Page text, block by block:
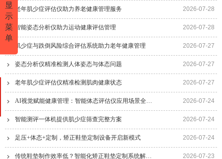
2026-07-28
老年肌少症评估仪助力养老健康管理服务
2026-07-28
智能姿态分析仪助力运动健康评估管理
2026-07-27
肌少症与跌倒风险综合评估系统助力老年健康管理
2026-07-27
姿态分析仪精准检测人体姿态与体态问题
2026-07-27
老年肌少症评估仪精准检测肌肉健康状态
2026-07-24
AI视觉赋能健康管理：智能体态评估仪应用场景全面解析
2026-07-24
智能测评一体机提供肌少症筛查完整方案
2026-07-24
足压+体态+定制，矫正鞋垫定制设备开启新模式
2026-07-23
传统鞋垫制作效率低？智能化矫正鞋垫定制系统解决行业痛点
显
示
菜
单